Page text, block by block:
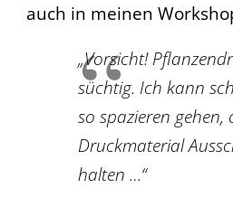
auch in meinen
„Vorsicht!
süchtig. Ich kann
so spazieren gehen,
Druckmaterial
halten …“